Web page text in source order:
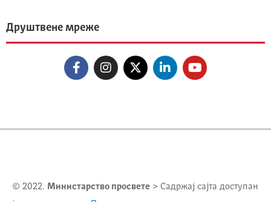
Друштвене мреже
© 2022. Министарство просвете > Садржај сајта доступан